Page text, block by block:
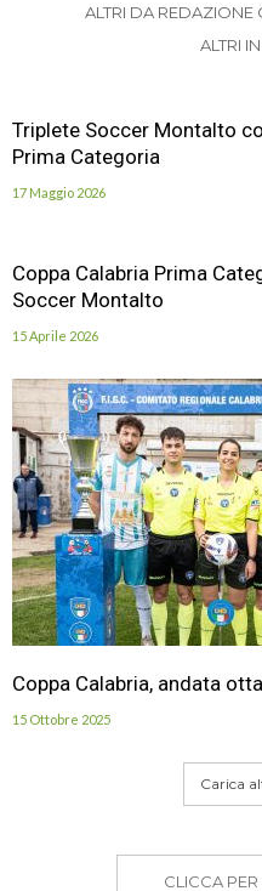
ALTRI DA REDAZIONE
ALTRI
Triplete Soccer Montalto
Prima Categoria
17 Maggio 2026
Coppa Calabria Prima
Soccer Montalto
15 Aprile 2026
Coppa Calabria, andata
15 Ottobre 2025
Carica
CLICCA